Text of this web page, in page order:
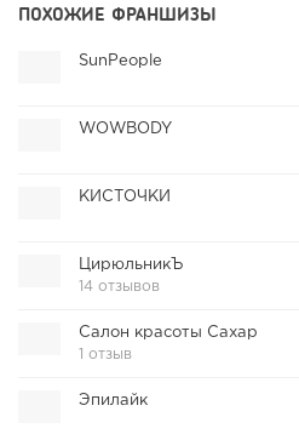
ПОХОЖИЕ ФРАНШИЗЫ
SunPeople
WOWBODY
КИСТОЧКИ
ЦирюльникЪ
14 отзывов
Салон красоты Сахар
1 отзыв
Эпилайк